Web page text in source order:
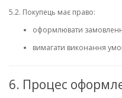
5.2. Покупець має право:
оформлювати
вимагати виконання
6. Процес